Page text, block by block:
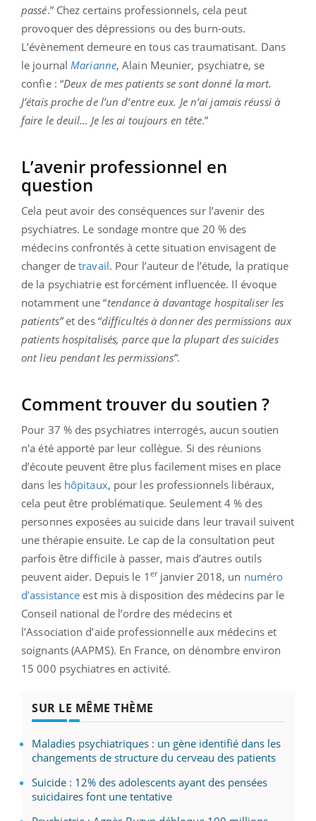
passé.” Chez certains professionnels, cela peut
provoquer des dépressions ou des burn-outs.
L’évènement demeure en tous cas traumatisant. Dans
le journalMarianne, Alain Meunier, psychiatre, se
confie : “Deux de mes patients se sont donné la mort.
J’étais proche de l’un d’entre eux. Je n’ai jamais réussi à
faire le deuil… Je les ai toujours en tête.”
L’avenir professionnel en
question
Cela peut avoir des conséquences sur l’avenir des
psychiatres. Le sondage montre que 20 % des
médecins confrontés à cette situation envisagent de
changer detravail. Pour l’auteur de l’étude, la pratique
de la psychiatrie est forcément influencée. Il évoque
notamment une “tendance à davantage hospitaliser les
patients”et des “difficultés à donner des permissions aux
patients hospitalisés, parce que la plupart des suicides
ont lieu pendant les permissions”.
Comment trouver du soutien ?
Pour 37 % des psychiatres interrogés, aucun soutien
n'a été apporté par leur collègue. Si des réunions
d’écoute peuvent être plus facilement mises en place
dans les hôpitaux, pour les professionnels libéraux,
cela peut être problématique. Seulement 4 % des
personnes exposées au suicide dans leur travail suivent
une thérapie ensuite. Le cap de la consultation peut
parfois être difficile à passer, mais d’autres outils
peuvent aider. Depuis le 1 erjanvier 2018, un numéro
d’assistance est mis à disposition des médecins par le
Conseil national de l’ordre des médecins et
l’Association d’aide professionnelle aux médecins et
soignants (AAPMS). En France, on dénombre environ
15 000 psychiatres en activité.
SUR LE MÊME THÈME
Maladies psychiatriques : un gène identifié dans les
changements de structure du cerveau des patients
Suicide : 12% des adolescents ayant des pensées
suicidaires font une tentative